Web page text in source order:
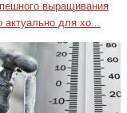
выращивания
актуально для хо...